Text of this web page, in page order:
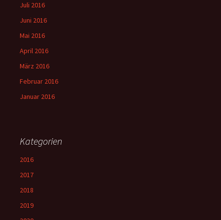
Juli 2016
Juni 2016
Mai 2016
April 2016
März 2016
Februar 2016
Januar 2016
Kategorien
2016
2017
2018
2019